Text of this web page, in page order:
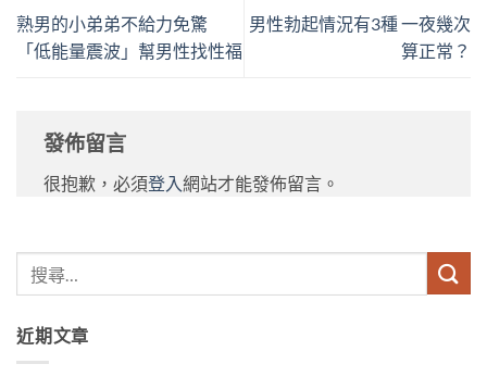
熟男的小弟弟不給力免驚
「低能量震波」幫男性找性福
男性勃起情況有3種 一夜幾次
算正常？
發佈留言
很抱歉，必須登入網站才能發佈留言。
近期文章